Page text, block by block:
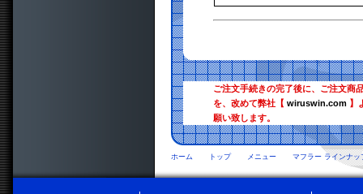
ご注文手続きの完了後に、ご注文商
を、改めて弊社【wiruswin.com 】
願い致します。
ホーム トップ メニュー マフラー ラインナッ